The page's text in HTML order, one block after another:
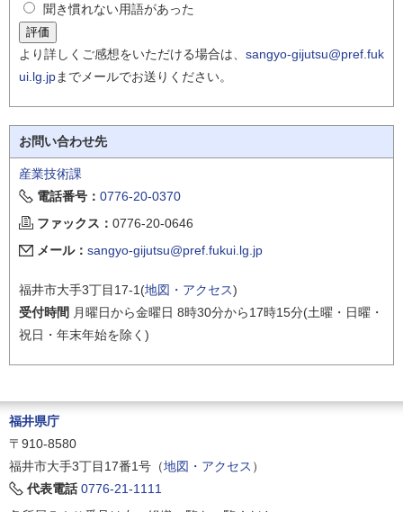
聞き慣れない用語があった
より詳しくご感想をいただける場合は、 sangyo-gijutsu@pref.fuk
ui.lg.jpまでメールでお送りください。
お問い合わせ先
産業技術課
電話番号： 0776-20-0370
ファックス： 0776-20-0646
メール： sangyo-gijutsu@pref.fukui.lg.jp
福井市大手3丁目17-1(地図・アクセス)
受付時間 月曜日から金曜日 8時30分から17時15分(土曜・日曜・
祝日・年末年始を除く)
福井県庁
〒910-8580
福井市大手3丁目17番1号（地図・アクセス ）
代表電話 0776-21-1111